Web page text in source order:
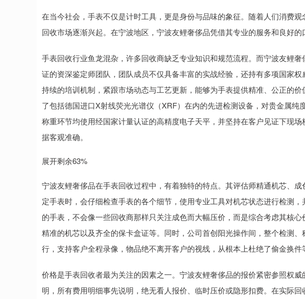
在当今社会，手表不仅是计时工具，更是身份与品味的象征。随着人们消费
回收市场逐渐兴起。在宁波地区，宁波友鲤奢侈品凭借其专业的服务和良好的
手表回收行业鱼龙混杂，许多回收商缺乏专业知识和规范流程。而宁波友鲤
证的资深鉴定师团队，团队成员不仅具备丰富的实战经验，还持有多项国家
持续的培训机制，紧跟市场动态与工艺更新，能够为手表提供精准、公正的
了包括德国进口X射线荧光光谱仪（XRF）在内的先进检测设备，对贵金属纯
称重环节均使用经国家计量认证的高精度电子天平，并坚持在客户见证下现
据客观准确。
展开剩余63%
宁波友鲤奢侈品在手表回收过程中，有着独特的特点。其评估师精通机芯、
定手表时，会仔细检查手表的各个细节，使用专业工具对机芯状态进行检测
的手表，不会像一些回收商那样只关注成色而大幅压价，而是综合考虑其核
精准的机芯以及齐全的保卡盒证等。同时，公司首创阳光操作间，整个检测
行，支持客户全程录像，物品绝不离开客户的视线，从根本上杜绝了偷金换件
价格是手表回收者最为关注的因素之一。宁波友鲤奢侈品的报价紧密参照权
明，所有费用明细事先说明，绝无看人报价、临时压价或隐形扣费。在实际